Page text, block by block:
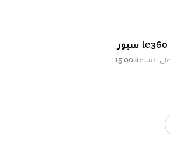
le360 سبور